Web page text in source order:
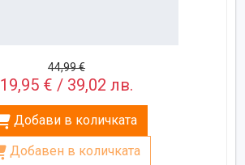
44,99 €
19,95 € / 39,02 лв.
Добави в количката
Добавен в количката